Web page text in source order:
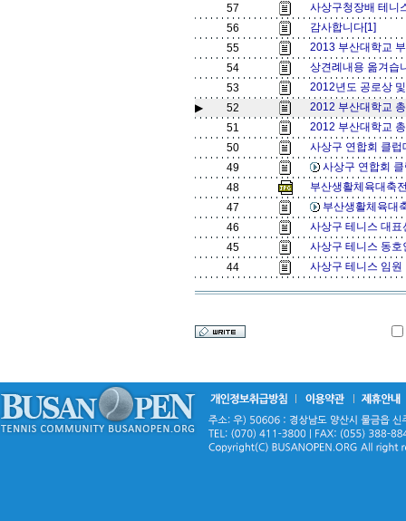
57
사상구청장배 테
56
감사합니다[1]
55
2013 부산대학교
54
상견례내용 옮겨습
53
2012년도 공로상
▶
52
2012 부산대학교
51
2012 부산대학교
50
사상구 연합회 클
49
사상구 연합회
48
부산생활체육대축
47
부산생활체육대
46
사상구 테니스 대
45
사상구 테니스 동
44
사상구 테니스 임